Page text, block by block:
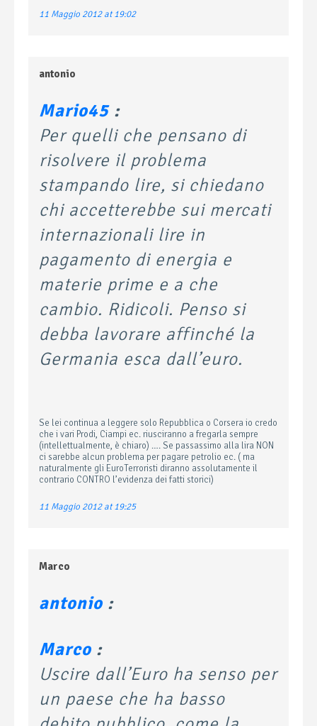
11 Maggio 2012 at 19:02
antonio
Mario45:
Per quelli che pensano di
risolvere il problema
stampando lire, si chiedano
chi accetterebbe sui mercati
internazionali lire in
pagamento di energia e
materie prime e a che
cambio. Ridicoli. Penso si
debba lavorare affinché la
Germania esca dall’euro.
Se lei continua a leggere solo Repubblica o Corsera io credo
che i vari Prodi, Ciampi ec. riusciranno a fregarla sempre
(intellettualmente, è chiaro) …. Se passassimo alla lira NON
ci sarebbe alcun problema per pagare petrolio ec. ( ma
naturalmente gli EuroTerroristi diranno assolutamente il
contrario CONTRO l’evidenza dei fatti storici)
11 Maggio 2012 at 19:25
Marco
antonio :
Marco :
Uscire dall’Euro ha senso per
un paese che ha basso